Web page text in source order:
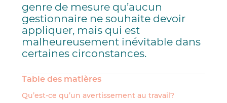
genre de mesure qu’aucun
gestionnaire ne souhaite devoir
appliquer, mais qui est
malheureusement inévitable dans
certaines circonstances.
Table des matières
Qu’est-ce qu’un avertissement au travail?